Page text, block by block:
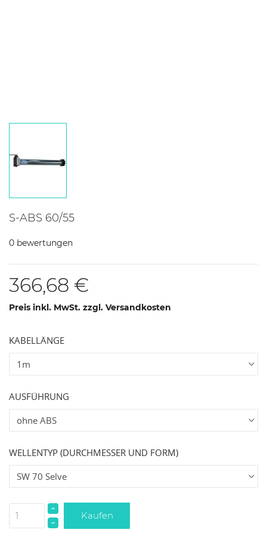
S-ABS 60/55
0 bewertungen
366,68 €
Preis inkl. MwSt. zzgl. Versandkosten
KABELLÄNGE
AUSFÜHRUNG
WELLENTYP (DURCHMESSER UND FORM)
Kaufen